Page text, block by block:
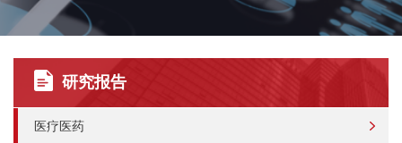
研究报告
医疗医药